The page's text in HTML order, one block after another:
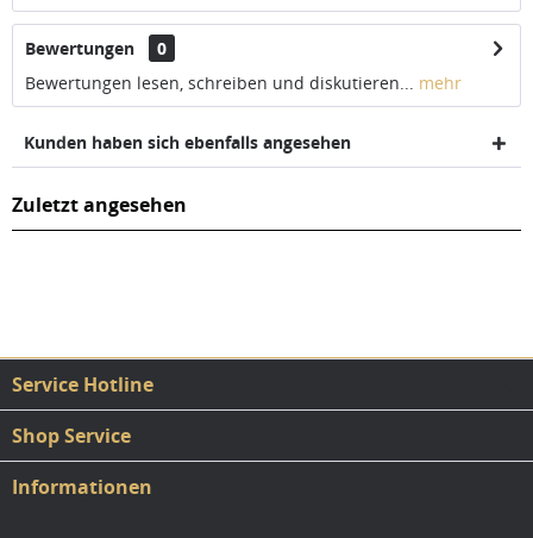
Bewertungen
0
Bewertungen lesen, schreiben und diskutieren... mehr
Kunden haben sich ebenfalls angesehen
Zuletzt angesehen
Service Hotline
Shop Service
Informationen